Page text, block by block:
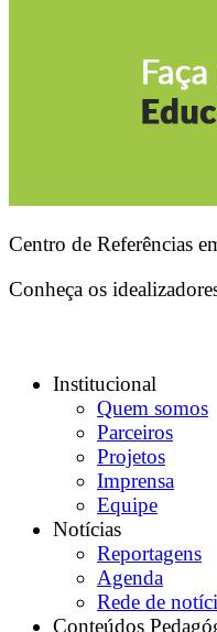
Centro de Referências
Conheça os
Institucional
Quem somos
Parceiros
Projetos
Imprensa
Equipe
Notícias
Reportagens
Agenda
Rede de
Conteúdos